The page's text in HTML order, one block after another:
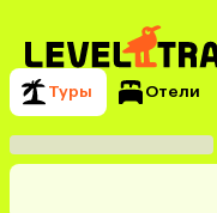
Туры Отели